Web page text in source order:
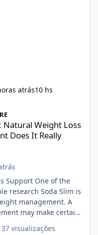
atrás10 hs
Support Supplement
Natural Weight Loss
Does It Really
Support One of the
research Soda Slim is
management. A
may make certain
37 visualizações